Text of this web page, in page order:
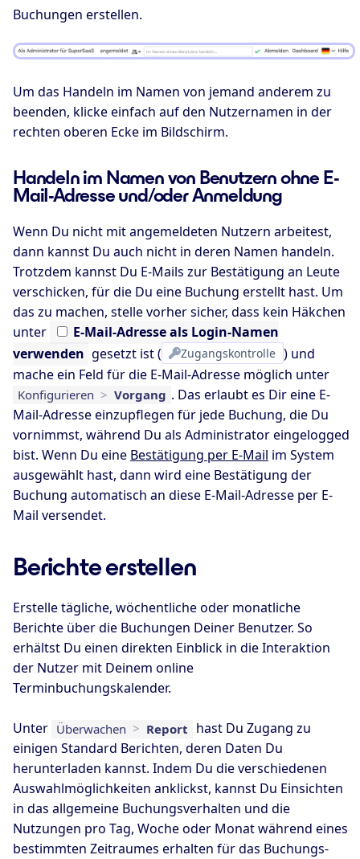
Buchungen erstellen.
Um das Handeln im Namen von jemand anderem zu
beenden, klicke einfach auf den Nutzernamen in der
rechten oberen Ecke im Bildschirm.
Handeln im Namen von Benutzern ohne E-
Mail-Adresse und/oder Anmeldung
Wenn Du nicht mit angemeldeten Nutzern arbeitest,
dann kannst Du auch nicht in deren Namen handeln.
Trotzdem kannst Du E-Mails zur Bestätigung an Leute
verschicken, für die Du eine Buchung erstellt hast. Um
das zu machen, stelle vorher sicher, dass kein Häkchen
unter
E-Mail-Adresseals Login-Namen
verwenden gesetzt ist ( Zugangskontrolle ) und
mache ein Feld für die E-Mail-Adresse möglich unter
Konfigurieren > Vorgang . Das erlaubt es Dir eine E-
Mail-Adresse einzupflegen für jede Buchung, die Du
vornimmst, während Du als Administrator eingelogged
bist. Wenn Du eine Bestätigung per E-Mail im System
ausgewählt hast, dann wird eine Bestätigung der
Buchung automatisch an diese E-Mail-Adresse per E-
Mail versendet.
Berichte erstellen
Erstelle tägliche, wöchentliche oder monatliche
Berichte über die Buchungen Deiner Benutzer. So
erhältst Du einen direkten Einblick in die Interaktion
der Nutzer mit Deinem online
Terminbuchungskalender.
Unter Überwachen > Report hast Du Zugang zu
einigen Standard Berichten, deren Daten Du
herunterladen kannst. Indem Du die verschiedenen
Auswahlmöglichkeiten anklickst, kannst Du Einsichten
in das allgemeine Buchungsverhalten und die
Nutzungen pro Tag, Woche oder Monat während eines
bestimmten Zeitraumes erhalten für das Buchungs-